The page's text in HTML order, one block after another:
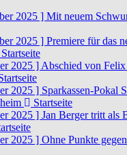
2025 ] Mit neuem
2025 ] Premiere für das
Startseite
2025 ] Abschied von
2025 ] Sparkassen-Pokal
Startseite
2025 ] Jan Berger tritt als
2025 ] Ohne Punkte